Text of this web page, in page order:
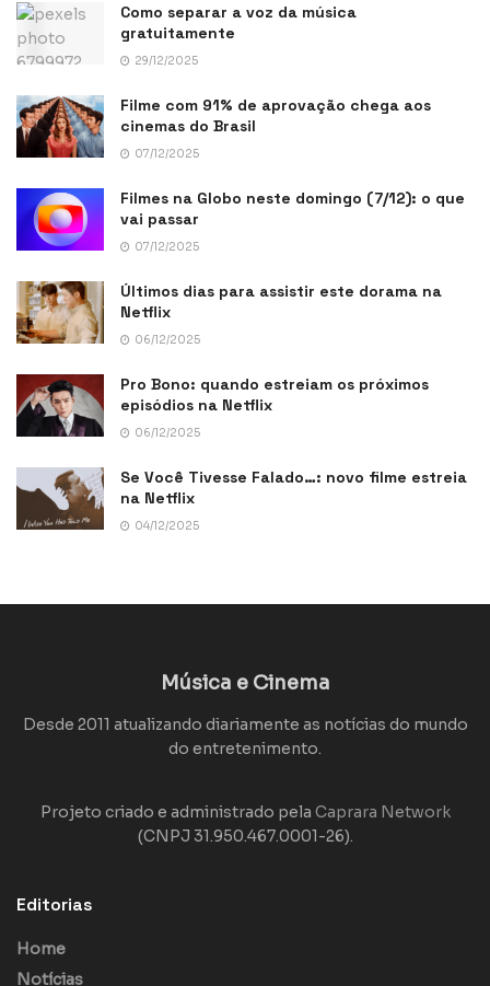
Como separar a voz da música
gratuitamente
29/12/2025
Filme com 91% de aprovação chega aos
cinemas do Brasil
07/12/2025
Filmes na Globo neste domingo (7/12): o que
vai passar
07/12/2025
Últimos dias para assistir este dorama na
Netflix
06/12/2025
Pro Bono: quando estreiam os próximos
episódios na Netflix
06/12/2025
Se Você Tivesse Falado…: novo filme estreia
na Netflix
04/12/2025
Música e Cinema
Desde 2011 atualizando diariamente as notícias do mundo
do entretenimento.
Projeto criado e administrado pela Caprara Network
(CNPJ 31.950.467.0001-26).
Editorias
Home
Notícias